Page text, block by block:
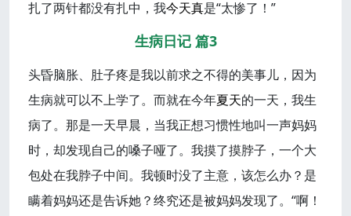
扎了两针都没有扎中，我今天真是“太惨了！”
生病日记 篇3
头昏脑胀、肚子疼是我以前求之不得的美事儿，因为
生病就可以不上学了。而就在今年夏天的一天，我生
病了。那是一天早晨，当我正想习惯性地叫一声妈妈
时，却发现自己的嗓子哑了。我摸了摸脖子，一个大
包处在我脖子中间。我顿时没了主意，该怎么办？是
瞒着妈妈还是告诉她？终究还是被妈妈发现了。“啊！